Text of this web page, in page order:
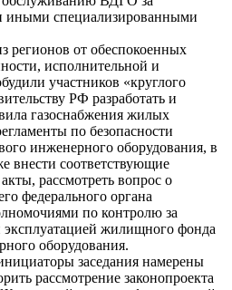
иными специализированными
регионов от обеспокоенных
исполнительной и
участников «круглого
РФ разработать и
газоснабжения жилых
по безопасности
инженерного оборудования, в
внести соответствующие
рассмотреть вопрос о
федерального органа
по контролю за
эксплуатацией жилищного фонда
оборудования.
заседания намерены
рассмотрение законопроекта